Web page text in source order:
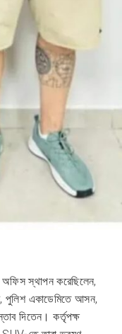
স্থাপন করেছিলেন,
পুলিশ একাডেমিতে আসন,
দিতেন। কর্তৃপক্ষ